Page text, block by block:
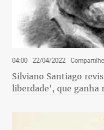
04:00 - 22/04/2022- Compartilhe
Silviano Santiago
liberdade', que ganha